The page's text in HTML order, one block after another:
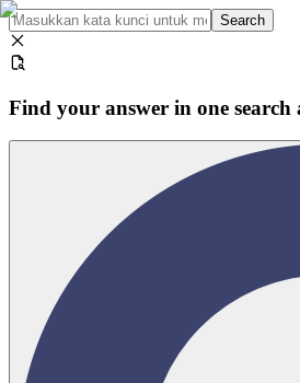
Search
Find your answer in one search